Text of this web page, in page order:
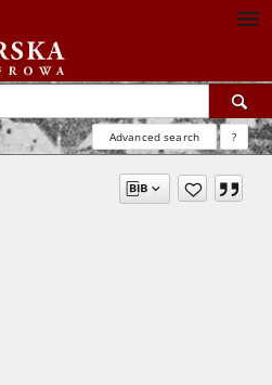
Advanced search ?